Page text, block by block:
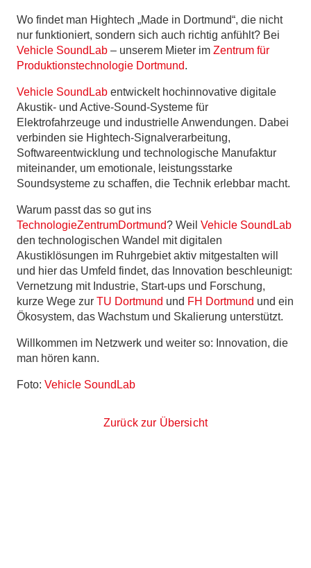
Wo findet man Hightech „Made in Dortmund“, die nicht
nur funktioniert, sondern sich auch richtig anfühlt? Bei
Vehicle SoundLab – unserem Mieter im Zentrum für
Produktionstechnologie Dortmund.
Vehicle SoundLab entwickelt hochinnovative digitale
Akustik- und Active-Sound-Systeme für
Elektrofahrzeuge und industrielle Anwendungen. Dabei
verbinden sie Hightech-Signalverarbeitung,
Softwareentwicklung und technologische Manufaktur
miteinander, um emotionale, leistungsstarke
Soundsysteme zu schaffen, die Technik erlebbar macht.
Warum passt das so gut ins
TechnologieZentrumDortmund? Weil Vehicle SoundLab
den technologischen Wandel mit digitalen
Akustiklösungen im Ruhrgebiet aktiv mitgestalten will
und hier das Umfeld findet, das Innovation beschleunigt:
Vernetzung mit Industrie, Start-ups und Forschung,
kurze Wege zur TU Dortmund und FH Dortmund und ein
Ökosystem, das Wachstum und Skalierung unterstützt.
Willkommen im Netzwerk und weiter so: Innovation, die
man hören kann.
Foto: Vehicle SoundLab
Zurück zur Übersicht